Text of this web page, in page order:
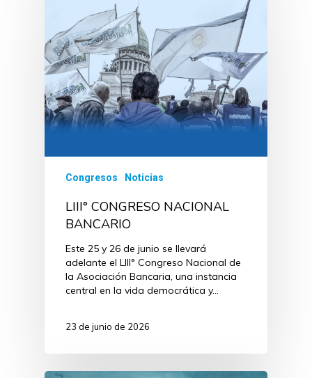
Congresos Noticias
LIII° CONGRESO NACIONAL
BANCARIO
Este 25 y 26 de junio se llevará
adelante el LIII° Congreso Nacional de
la Asociación Bancaria, una instancia
central en la vida democrática y…
23 de junio de 2026